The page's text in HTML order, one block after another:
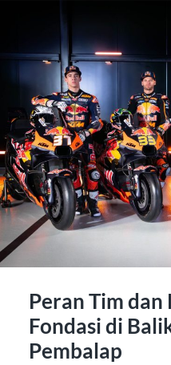
Peran Tim
Fondasi di
Pembalap